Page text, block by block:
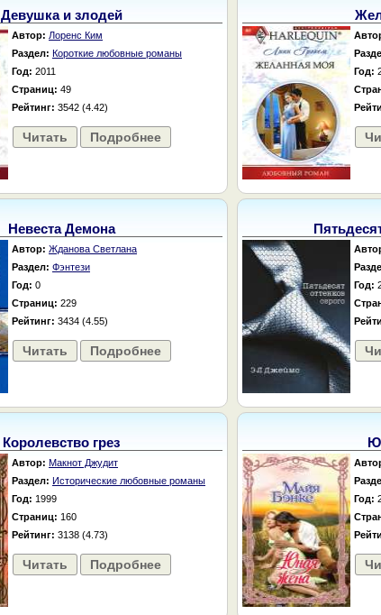
Девушка и злодей
Автор: Лоренс Ким
Раздел: Короткие любовные романы
Год: 2011
Страниц: 49
Рейтинг: 3542 (4.42)
Читать Подробнее
Год:
Невеста Демона
Автор: Жданова Светлана
Раздел: Фэнтези
Год: 0
Страниц: 229
Рейтинг: 3434 (4.55)
Читать Подробнее
Год:
Королевство грез
Автор: Макнот Джудит
Раздел: Исторические любовные романы
Год: 1999
Страниц: 160
Рейтинг: 3138 (4.73)
Читать Подробнее
Год: